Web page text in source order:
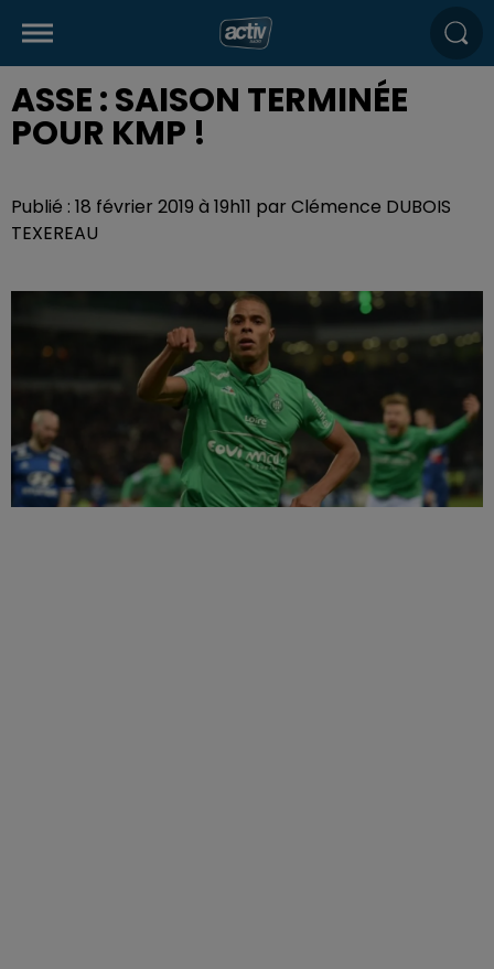
ASSE : SAISON TERMINÉE
POUR KMP !
Publié : 18 février 2019 à 19h11 par Clémence DUBOIS
TEXEREAU